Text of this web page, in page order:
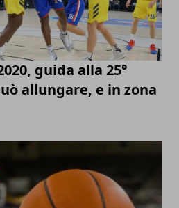
guida alla 25°
allungare, e in zona